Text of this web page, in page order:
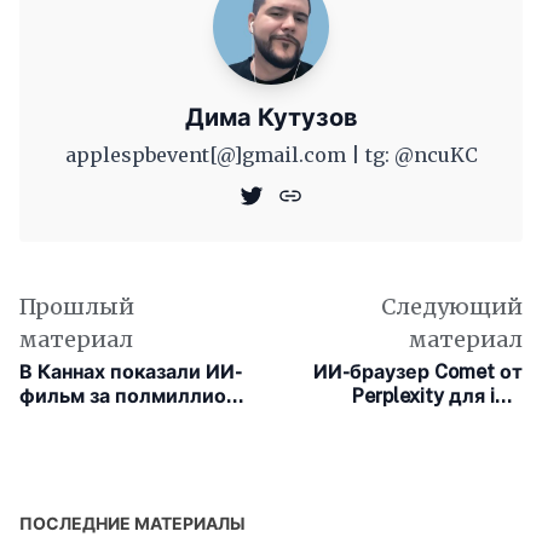
Дима Кутузов
applespbevent[@]gmail.com | tg: @ncuKC
Прошлый
материал
В Каннах показали ИИ-
фильм за полмиллиона
Следующий
материал
ИИ-браузер Comet от
Perplexity для iOS
ПОСЛЕДНИЕ МАТЕРИАЛЫ